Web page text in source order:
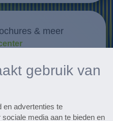
gebruik van
en advertenties te
media aan te bieden en
& meer
in een oogopslag